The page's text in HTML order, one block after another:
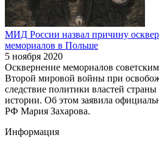
МИД России назвал причину
мемориалов в Польше
5 ноября 2020
Осквернение мемориалов
Второй мировой войны при
следствие политики властей
истории. Об этом заявила
РФ Мария Захарова.
Информация